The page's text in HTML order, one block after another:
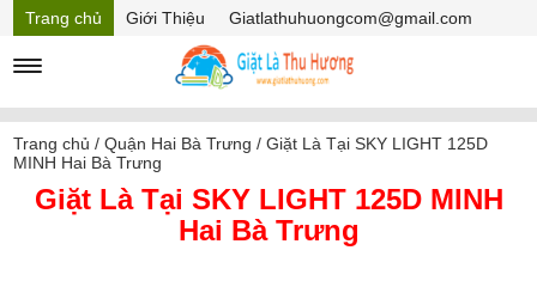
Trang chủ Giới Thiệu
Giatlathuhuongcom@gmail.com
Mã Giảm giá
Trang chủ /Quận Hai Bà Trưng /Giặt Là Tại SKY LIGHT 125D
MINH Hai Bà Trưng
Giặt Là Tại SKY LIGHT 125D MINH
Hai Bà Trưng